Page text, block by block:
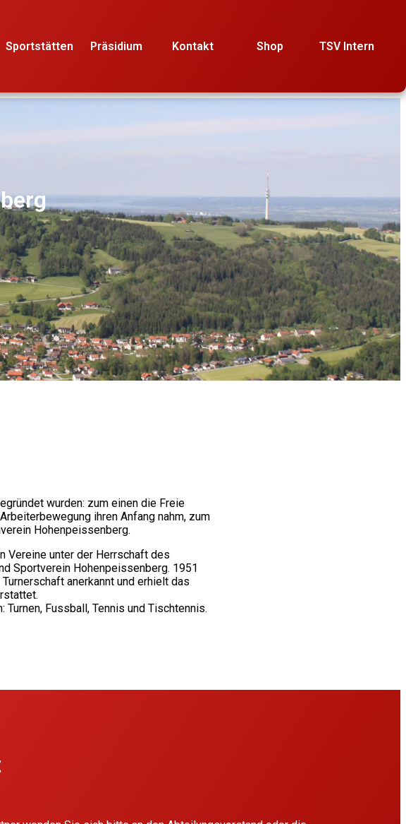
Sportstätten Präsidium Kontakt Shop TSV Intern
wurden: zum einen die Freie
ihren Anfang nahm, zum
Hohenpeissenberg.
Vereine unter der Herrschaft des
Sportverein Hohenpeissenberg. 1951
anerkannt und erhielt das
Fussball, Tennis und Tischtennis.